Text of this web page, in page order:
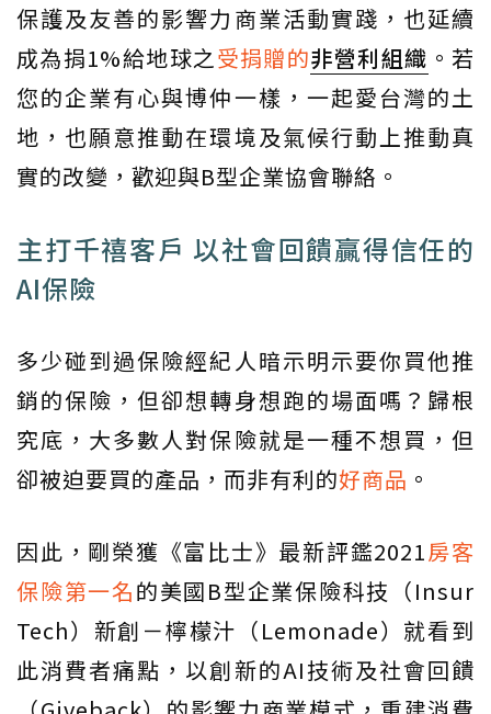
保護及友善的影響力商業活動實踐，也延續
成為捐1%給地球之 受捐贈的非營利組織 。若
您的企業有心與博仲一樣，一起愛台灣的土
地，也願意推動在環境及氣候行動上推動真
實的改變，歡迎與B型企業協會聯絡。
主打千禧客戶 以社會回饋贏得信任的
AI保險
多少碰到過保險經紀人暗示明示要你買他推
銷的保險，但卻想轉身想跑的場面嗎？歸根
究底，大多數人對保險就是一種不想買，但
卻被迫要買的產品，而非有利的好商品 。
因此，剛榮獲《富比士》最新評鑑2021房客
保險第一名的美國B型企業保險科技（Insur
Tech）新創－檸檬汁（Lemonade）就看到
此消費者痛點，以創新的AI技術及社會回饋